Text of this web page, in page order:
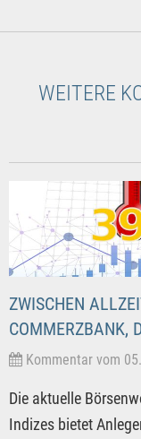
WEITERE
ZWISCHEN
COMMERZBANK,
Kommentar vom
Die aktuelle
Indizes bietet